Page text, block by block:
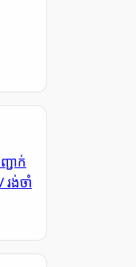
ជាក់
/ រង់ចាំ